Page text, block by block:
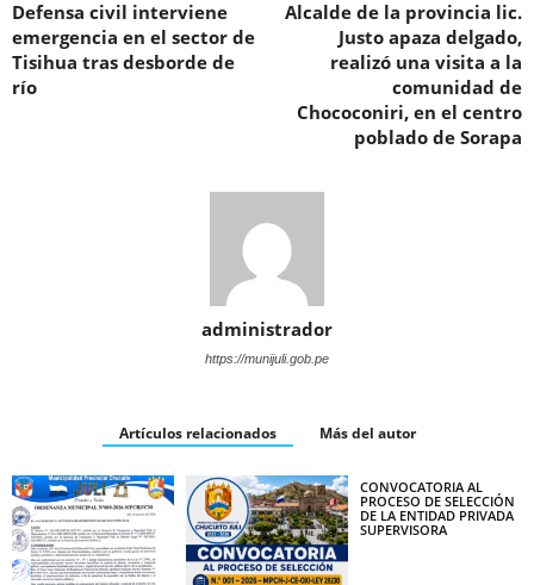
Defensa civil interviene
emergencia en el sector de
Tisihua tras desborde de
río
Alcalde de la provincia lic.
Justo apaza delgado,
realizó una visita a la
comunidad de
Chococoniri, en el centro
poblado de Sorapa
administrador
https://munijuli.gob.pe
Artículos relacionados Más del autor
CONVOCATORIA AL
PROCESO DE SELECCIÓN
DE LA ENTIDAD PRIVADA
SUPERVISORA